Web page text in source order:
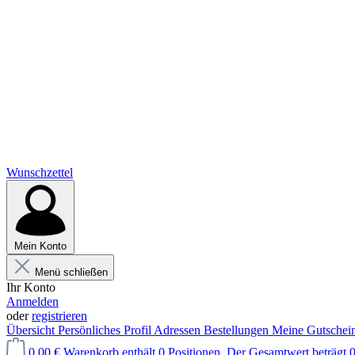
Wunschzettel
Mein Konto
Menü schließen
Ihr Konto
Anmelden
oderregistrieren
Übersicht Persönliches Profil Adressen Bestellungen Meine
0,00 € Warenkorb enthält 0 Positionen. Der Gesamtwert beträgt